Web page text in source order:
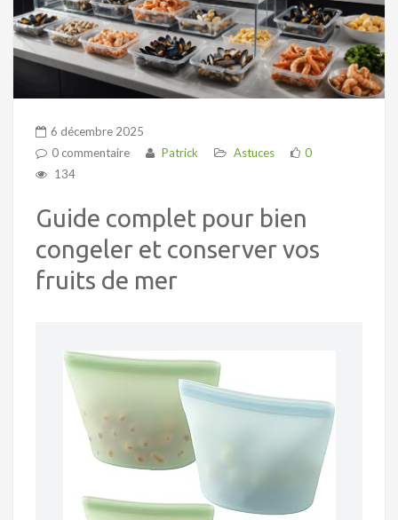
6 décembre 2025
0 commentaire
Patrick Astuces
0
134
Guide complet pour bien
congeler et conserver vos
fruits de mer